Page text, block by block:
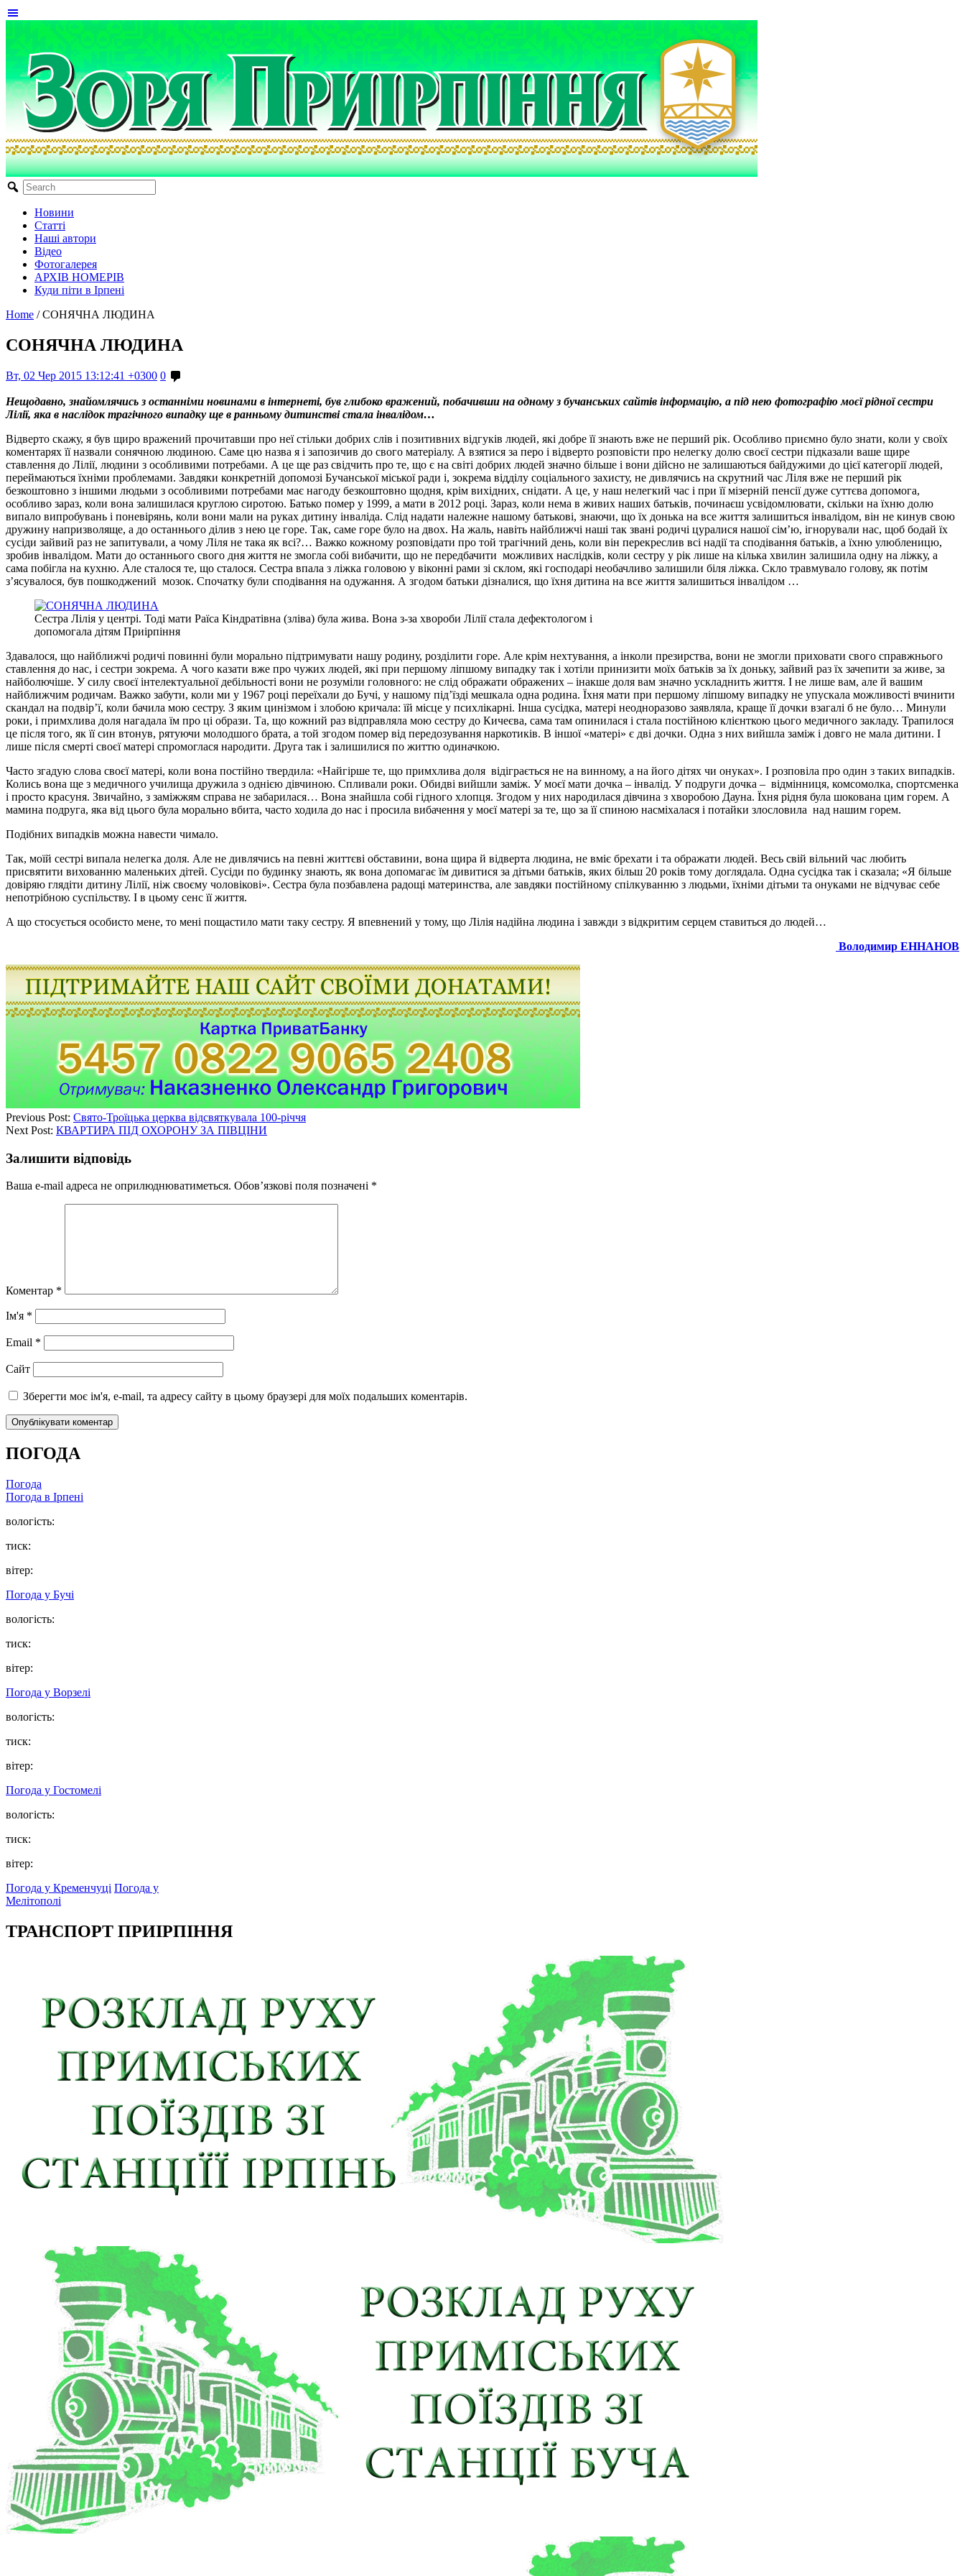
Новини
Статті
Наші автори
Відео
Фотогалерея
АРХІВ НОМЕРІВ
Куди піти в Ірпені
Home / СОНЯЧНА ЛЮДИНА
СОНЯЧНА ЛЮДИНА
Вт, 02 Чер 2015 13:12:41 +0300 0
Нещодавно, знайомлячись з останніми новинами в інтернеті, був глибоко вражений, побачивши на одному з бучанських сайтів інформацію, а під нею фотографію моєї рідної сестри
Лілії, яка в наслідок трагічного випадку ще в ранньому дитинстві стала інвалідом…
Відверто скажу, я був щиро вражений прочитавши про неї стільки добрих слів і позитивних відгуків людей, які добре її знають вже не перший рік. Особливо приємно було знати, коли у своїх
коментарях її назвали сонячною людиною. Саме цю назва я і запозичив до свого матеріалу. А взятися за перо і відверто розповісти про нелегку долю своєї сестри підказали ваше щире
ставлення до Лілії, людини з особливими потребами. А це ще раз свідчить про те, що є на світі добрих людей значно більше і вони дійсно не залишаються байдужими до цієї категорії людей,
переймаються їхніми проблемами. Завдяки конкретній допомозі Бучанської міської ради і, зокрема відділу соціального захисту, не дивлячись на скрутний час Ліля вже не перший рік
безкоштовно з іншими людьми з особливими потребами має нагоду безкоштовно щодня, крім вихідних, снідати. А це, у наш нелегкий час і при її мізерній пенсії дуже суттєва допомога,
особливо зараз, коли вона залишилася круглою сиротою. Батько помер у 1999, а мати в 2012 році. Зараз, коли нема в живих наших батьків, починаєш усвідомлювати, скільки на їхню долю
випало випробувань і поневірянь, коли вони мали на руках дитину інваліда. Слід надати належне нашому батькові, знаючи, що їх донька на все життя залишиться інвалідом, він не кинув свою
дружину напризволяще, а до останнього ділив з нею це горе. Так, саме горе було на двох. На жаль, навіть найближчі наші так звані родичі цуралися нашої сім’ю, ігнорували нас, щоб бодай їх
сусіди зайвий раз не запитували, а чому Ліля не така як всі?… Важко кожному розповідати про той трагічний день, коли він перекреслив всі надії та сподівання батьків, а їхню улюбленицю,
зробив інвалідом. Мати до останнього свого дня життя не змогла собі вибачити, що не передбачити можливих наслідків, коли сестру у рік лише на кілька хвилин залишила одну на ліжку, а
сама побігла на кухню. Але сталося те, що сталося. Сестра впала з ліжка головою у віконні рами зі склом, які господарі необачливо залишили біля ліжка. Скло травмувало голову, як потім
з’ясувалося, був пошкоджений мозок. Спочатку були сподівання на одужання. А згодом батьки дізналися, що їхня дитина на все життя залишиться інвалідом …
Сестра Лілія у центрі. Тоді мати Раїса Кіндратівна (зліва) була жива. Вона з-за хвороби Лілії стала дефектологом і
допомогала дітям Приірпіння
Здавалося, що найближчі родичі повинні були морально підтримувати нашу родину, розділити горе. Але крім нехтування, а інколи презирства, вони не змогли приховати свого справжнього
ставлення до нас, і сестри зокрема. А чого казати вже про чужих людей, які при першому ліпшому випадку так і хотіли принизити моїх батьків за їх доньку, зайвий раз їх зачепити за живе, за
найболючіше. У силу своєї інтелектуальної дебільності вони не розуміли головного: не слід ображати ображених – інакше доля вам значно ускладнить життя. І не лише вам, але й вашим
найближчим родичам. Важко забути, коли ми у 1967 році переїхали до Бучі, у нашому під’їзді мешкала одна родина. Їхня мати при першому ліпшому випадку не упускала можливості вчинити
скандал на подвір’ї, коли бачила мою сестру. З яким цинізмом і злобою кричала: їй місце у психлікарні. Інша сусідка, матері неодноразово заявляла, краще її дочки взагалі б не було… Минули
роки, і примхлива доля нагадала їм про ці образи. Та, що кожний раз відправляла мою сестру до Кичеєва, сама там опинилася і стала постійною клієнткою цього медичного закладу. Трапилося
це після того, як її син втонув, рятуючи молодшого брата, а той згодом помер від передозування наркотиків. В іншої «матері» є дві дочки. Одна з них вийшла заміж і довго не мала дитини. І
лише після смерті своєї матері спромоглася народити. Друга так і залишилися по життю одиначкою.
Часто згадую слова своєї матері, коли вона постійно твердила: «Найгірше те, що примхлива доля відіграється не на винному, а на його дітях чи онуках». І розповіла про один з таких випадків.
Колись вона ще з медичного училища дружила з однією дівчиною. Спливали роки. Обидві вийшли заміж. У моєї мати дочка – інвалід. У подруги дочка – відмінниця, комсомолка, спортсменка
і просто красуня. Звичайно, з заміжжям справа не забарилася… Вона знайшла собі гідного хлопця. Згодом у них народилася дівчина з хворобою Дауна. Їхня рідня була шокована цим горем. А
мамина подруга, яка від цього була морально вбита, часто ходила до нас і просила вибачення у моєї матері за те, що за її спиною насміхалася і потайки злословила над нашим горем.
Подібних випадків можна навести чимало.
Так, моїй сестрі випала нелегка доля. Але не дивлячись на певні життєві обставини, вона щира й відверта людина, не вміє брехати і та ображати людей. Весь свій вільний час любить
присвятити вихованню маленьких дітей. Сусіди по будинку знають, як вона допомагає їм дивитися за дітьми батьків, яких більш 20 років тому доглядала. Одна сусідка так і сказала; «Я більше
довіряю глядіти дитину Лілії, ніж своєму чоловікові». Сестра була позбавлена радощі материнства, але завдяки постійному спілкуванню з людьми, їхніми дітьми та онуками не відчуває себе
непотрібною суспільству. І в цьому сенс її життя.
А що стосується особисто мене, то мені пощастило мати таку сестру. Я впевнений у тому, що Лілія надійна людина і завжди з відкритим серцем ставиться до людей…
Володимир ЕННАНОВ
Previous Post: Свято-Троїцька церква відсвяткувала 100-річчя
Next Post: КВАРТИРА ПІД ОХОРОНУ ЗА ПІВЦІНИ
Залишити відповідь
Ваша e-mail адреса не оприлюднюватиметься. Обов’язкові поля позначені *
Коментар *
Ім'я *
Email *
Сайт
Зберегти моє ім'я, e-mail, та адресу сайту в цьому браузері для моїх подальших коментарів.
ПОГОДА
Погода
Погода в Ірпені
вологість:
тиск:
вітер:
Погода у Бучі
вологість:
тиск:
вітер:
Погода у Ворзелі
вологість:
тиск:
вітер:
Погода у Гостомелі
вологість:
тиск:
вітер:
Погода у Кременчуці Погода у
Мелітополі
ТРАНСПОРТ ПРИІРПІННЯ